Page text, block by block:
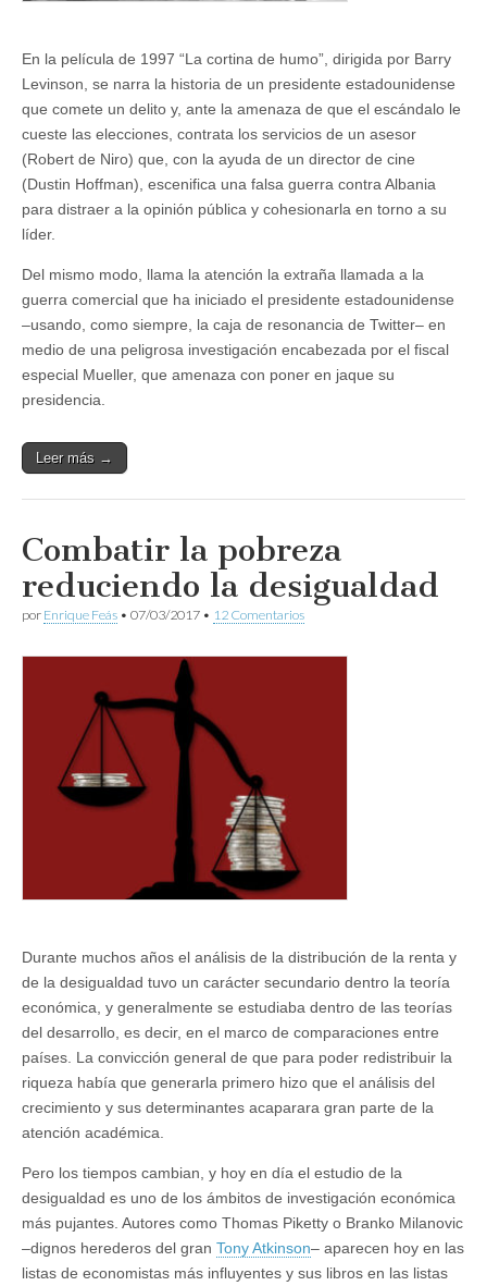
En la película de 1997 “La cortina de humo”, dirigida por Barry
Levinson, se narra la historia de un presidente estadounidense
que comete un delito y, ante la amenaza de que el escándalo le
cueste las elecciones, contrata los servicios de un asesor
(Robert de Niro) que, con la ayuda de un director de cine
(Dustin Hoffman), escenifica una falsa guerra contra Albania
para distraer a la opinión pública y cohesionarla en torno a su
líder.
Del mismo modo, llama la atención la extraña llamada a la
guerra comercial que ha iniciado el presidente estadounidense
–usando, como siempre, la caja de resonancia de Twitter– en
medio de una peligrosa investigación encabezada por el fiscal
especial Mueller, que amenaza con poner en jaque su
presidencia.
Leer más →
Combatir la pobreza
reduciendo la desigualdad
por Enrique Feás • 07/03/2017 • 12 Comentarios
Durante muchos años el análisis de la distribución de la renta y
de la desigualdad tuvo un carácter secundario dentro la teoría
económica, y generalmente se estudiaba dentro de las teorías
del desarrollo, es decir, en el marco de comparaciones entre
países. La convicción general de que para poder redistribuir la
riqueza había que generarla primero hizo que el análisis del
crecimiento y sus determinantes acaparara gran parte de la
atención académica.
Pero los tiempos cambian, y hoy en día el estudio de la
desigualdad es uno de los ámbitos de investigación económica
más pujantes. Autores como Thomas Piketty o Branko Milanovic
–dignos herederos del gran Tony Atkinson– aparecen hoy en las
listas de economistas más influyentes y sus libros en las listas